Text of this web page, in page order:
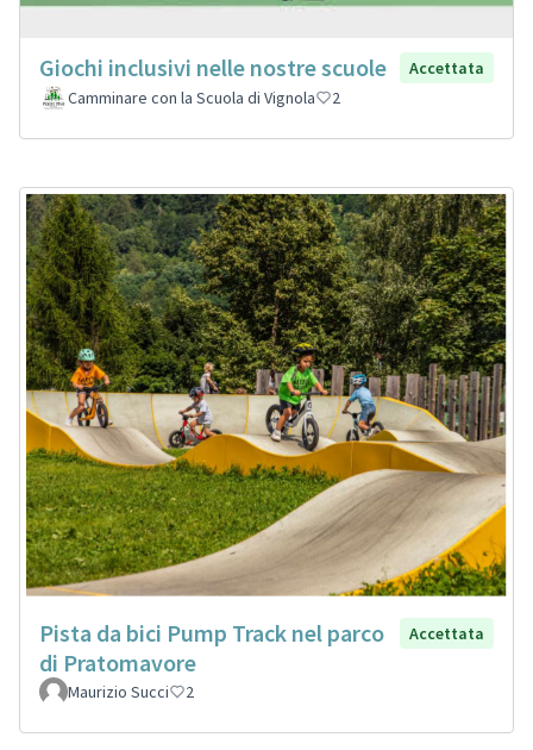
Giochi inclusivi nelle nostre scuole
Accettata
Camminare con la Scuola di Vignola
2
Pista da bici Pump Track nel parco
di Pratomavore
Accettata
Maurizio Succi 2